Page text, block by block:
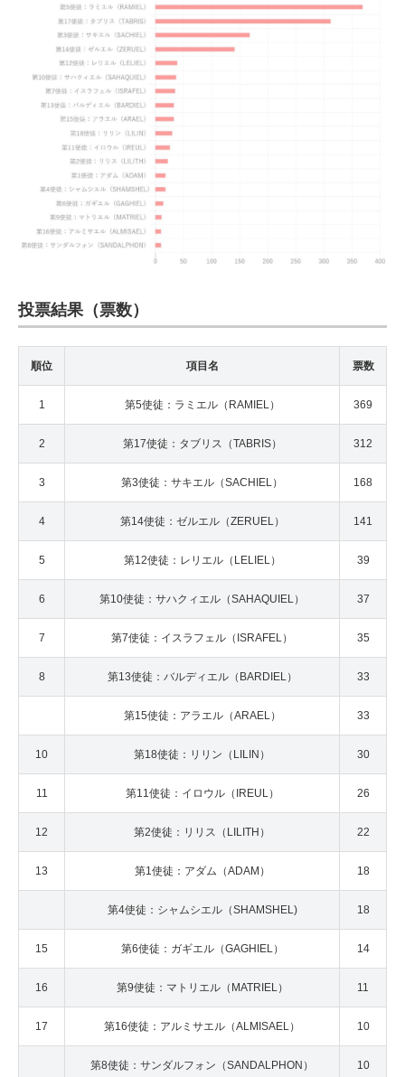
投票結果（票数）
順位 項目名 票数
1 第5使徒：ラミエル（RAMIEL） 369
2 第17使徒：タブリス（TABRIS） 312
3 第3使徒：サキエル（SACHIEL） 168
4 第14使徒：ゼルエル（ZERUEL） 141
5 第12使徒：レリエル（LELIEL） 39
6 第10使徒：サハクィエル（SAHAQUIEL） 37
7 第7使徒：イスラフェル（ISRAFEL） 35
8 第13使徒：バルディエル（BARDIEL） 33
第15使徒：アラエル（ARAEL） 33
10 第18使徒：リリン（LILIN） 30
11 第11使徒：イロウル（IREUL） 26
12 第2使徒：リリス（LILITH） 22
13 第1使徒：アダム（ADAM） 18
第4使徒：シャムシエル（SHAMSHEL) 18
15 第6使徒：ガギエル（GAGHIEL） 14
16 第9使徒：マトリエル（MATRIEL） 11
17 第16使徒：アルミサエル（ALMISAEL） 10
第8使徒：サンダルフォン（SANDALPHON） 10